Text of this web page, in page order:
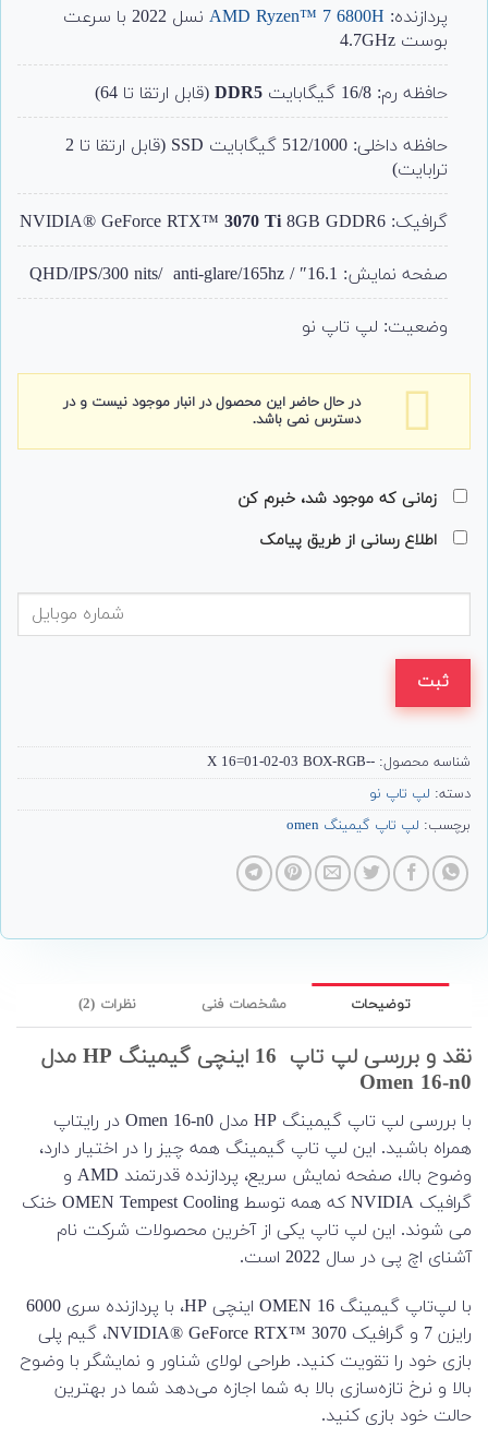
مشتری
پردازنده: AMD Ryzen™ 7 6800H
نسل 2022 با سرعت
بوست 4.7GHz
حافظه رم: 16/8 گیگابایت DDR5(قابل ارتقا تا 64)
حافظه داخلی: 512/1000 گیگابایت SSD (قابل ارتقا تا 2
ترابایت)
گرافیک: NVIDIA® GeForce RTX™ 3070 Ti8GB GDDR6
صفحه نمایش: 16.1″ / QHD/IPS/300 nits/ anti-glare/165hz
وضعیت: لپ تاپ نو
در حال حاضر این محصول در انبار موجود نیست و در
دسترس نمی باشد.
زمانی که موجود شد، خبرم کن
اطلاع رسانی از طریق پیامک
ثبت
شناسه محصول: --X 16=01-02-03 BOX-RGB
دسته: لپ تاپ نو
برچسب: لپ تاپ گیمینگ omen
توضیحات مشخصات فنی نظرات (2)
نقد و بررسی لپ تاپ 16 اینچی گیمینگ HP مدل
Omen 16-n0
با بررسی لپ تاپ گیمینگ HP مدل Omen 16-n0 در رایتاپ
همراه باشید. این لپ تاپ گیمینگ همه چیز را در اختیار دارد،
وضوح بالا، صفحه نمایش سریع، پردازنده قدرتمند AMD و
گرافیک NVIDIA که همه توسط OMEN Tempest Cooling خنک
می شوند. این لپ تاپ یکی از آخرین محصولات شرکت نام
آشنای اچ پی در سال 2022 است.
با لپ‌تاپ گیمینگ OMEN 16 اینچی HP، با پردازنده سری 6000
رایزن 7 و گرافیک NVIDIA® GeForce RTX™ 3070، گیم پلی
بازی خود را تقویت کنید. طراحی لولای شناور و نمایشگر با وضوح
بالا و نرخ تازه‌سازی بالا به شما اجازه می‌دهد شما در بهترین
حالت خود بازی کنید.